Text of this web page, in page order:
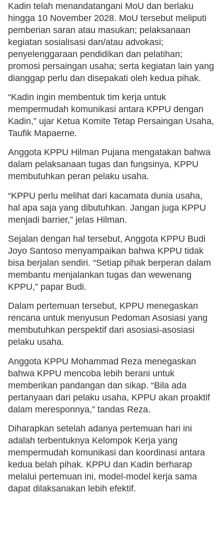
Kadin telah menandatangani MoU dan berlaku
hingga 10 November 2028. MoU tersebut meliputi
pemberian saran atau masukan; pelaksanaan
kegiatan sosialisasi dan/atau advokasi;
penyelenggaraan pendidikan dan pelatihan;
promosi persaingan usaha; serta kegiatan lain yang
dianggap perlu dan disepakati oleh kedua pihak.
“Kadin ingin membentuk tim kerja untuk
mempermudah komunikasi antara KPPU dengan
Kadin,” ujar Ketua Komite Tetap Persaingan Usaha,
Taufik Mapaerne.
Anggota KPPU Hilman Pujana mengatakan bahwa
dalam pelaksanaan tugas dan fungsinya, KPPU
membutuhkan peran pelaku usaha.
“KPPU perlu melihat dari kacamata dunia usaha,
hal apa saja yang dibutuhkan. Jangan juga KPPU
menjadi barrier,” jelas Hilman.
Sejalan dengan hal tersebut, Anggota KPPU Budi
Joyo Santoso menyampaikan bahwa KPPU tidak
bisa berjalan sendiri. “Setiap pihak berperan dalam
membantu menjalankan tugas dan wewenang
KPPU,” papar Budi.
Dalam pertemuan tersebut, KPPU menegaskan
rencana untuk menyusun Pedoman Asosiasi yang
membutuhkan perspektif dari asosiasi-asosiasi
pelaku usaha.
Anggota KPPU Mohammad Reza menegaskan
bahwa KPPU mencoba lebih berani untuk
memberikan pandangan dan sikap. “Bila ada
pertanyaan dari pelaku usaha, KPPU akan proaktif
dalam meresponnya,” tandas Reza.
Diharapkan setelah adanya pertemuan hari ini
adalah terbentuknya Kelompok Kerja yang
mempermudah komunikasi dan koordinasi antara
kedua belah pihak. KPPU dan Kadin berharap
melalui pertemuan ini, model-model kerja sama
dapat dilaksanakan lebih efektif.